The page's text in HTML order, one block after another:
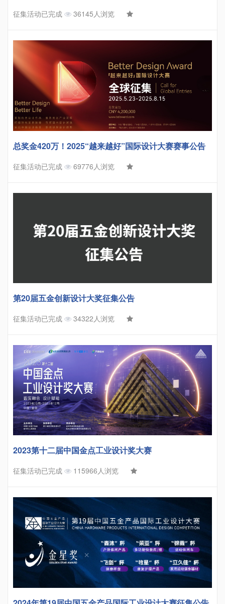
征集活动已完成 36145人浏览
总奖金420万！2025“越来越好”国际设计大赛赛事公告
征集活动已完成 69776人浏览
第20届五金创新设计大奖征集公告
征集活动已完成 34322人浏览
2023第十二届中国金点工业设计奖大赛
征集活动已完成 115966人浏览